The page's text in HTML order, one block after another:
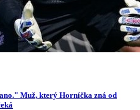
Muž, který Horníčka zná od